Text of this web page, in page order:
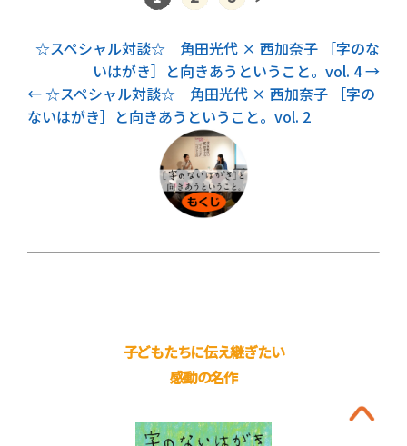
次記事
☆スペシャル対談☆ 角田光代 × 西加奈子 ［字のな
いはがき］と向きあうということ。vol. 4
前記事
☆スペシャル対談☆ 角田光代 × 西加奈子 ［字の
ないはがき］と向きあうということ。vol. 2
子どもたちに伝え継ぎたい
感動の名作